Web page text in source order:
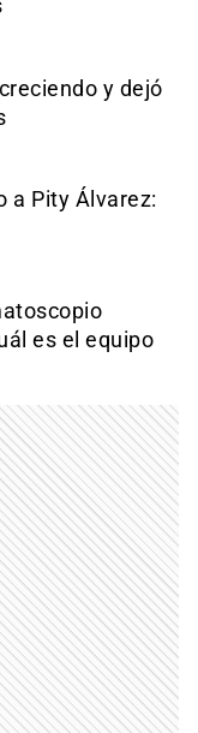
y dejó
a Pity Álvarez:
es el equipo